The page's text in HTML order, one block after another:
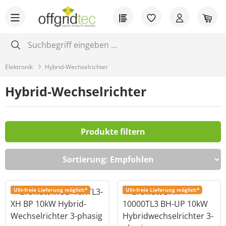
Zum Hauptinhalt springen Du hast 0
Elektronik Hybrid-Wechselrichter
Hybrid-Wechselrichter
Produkte filtern
USt-freie Lieferung möglich* USt-freie Lieferung möglich*